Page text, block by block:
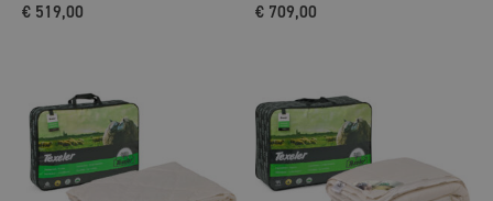
€ 519,00 € 709,00